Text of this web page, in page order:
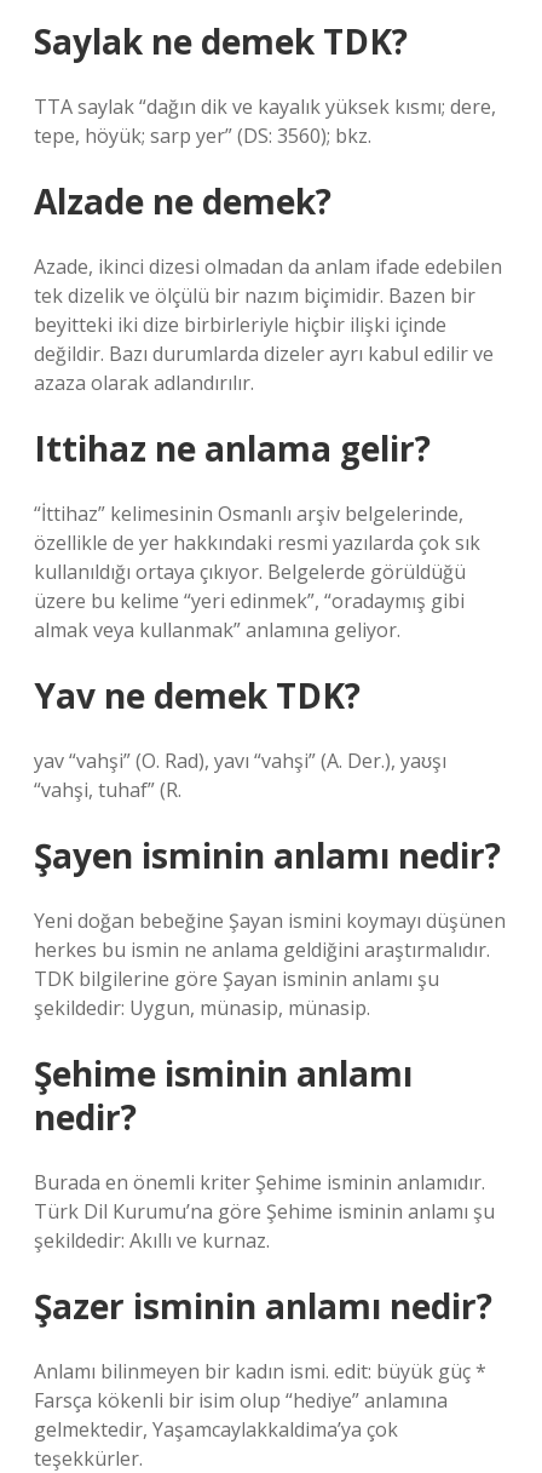
Saylak ne demek TDK?
TTA saylak “dağın dik ve kayalık yüksek kısmı; dere,
tepe, höyük; sarp yer” (DS: 3560); bkz.
Alzade ne demek?
Azade, ikinci dizesi olmadan da anlam ifade edebilen
tek dizelik ve ölçülü bir nazım biçimidir. Bazen bir
beyitteki iki dize birbirleriyle hiçbir ilişki içinde
değildir. Bazı durumlarda dizeler ayrı kabul edilir ve
azaza olarak adlandırılır.
Ittihaz ne anlama gelir?
“İttihaz” kelimesinin Osmanlı arşiv belgelerinde,
özellikle de yer hakkındaki resmi yazılarda çok sık
kullanıldığı ortaya çıkıyor. Belgelerde görüldüğü
üzere bu kelime “yeri edinmek”, “oradaymış gibi
almak veya kullanmak” anlamına geliyor.
Yav ne demek TDK?
yav “vahşi” (O. Rad), yavı “vahşi” (A. Der.), yaʊşı
“vahşi, tuhaf” (R.
Şayen isminin anlamı nedir?
Yeni doğan bebeğine Şayan ismini koymayı düşünen
herkes bu ismin ne anlama geldiğini araştırmalıdır.
TDK bilgilerine göre Şayan isminin anlamı şu
şekildedir: Uygun, münasip, münasip.
Şehime isminin anlamı
nedir?
Burada en önemli kriter Şehime isminin anlamıdır.
Türk Dil Kurumu’na göre Şehime isminin anlamı şu
şekildedir: Akıllı ve kurnaz.
Şazer isminin anlamı nedir?
Anlamı bilinmeyen bir kadın ismi. edit: büyük güç *
Farsça kökenli bir isim olup “hediye” anlamına
gelmektedir, Yaşamcaylakkaldima’ya çok
teşekkürler.